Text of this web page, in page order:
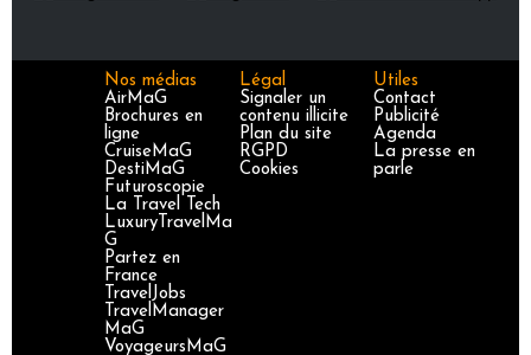
Nos médias
AirMaG
Brochures en
ligne
CruiseMaG
DestiMaG
Futuroscopie
La Travel Tech
LuxuryTravelMa
G
Partez en
France
TravelJobs
TravelManager
MaG
VoyageursMaG
Légal
Signaler un
contenu illicite
Plan du site
RGPD
Cookies
Utiles
Contact
Publicité
Agenda
La presse en
parle